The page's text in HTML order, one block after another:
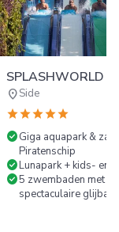
SPLASHWORLD
location_onSide
starstarstarstarstar
check_circleGiga aquapark &
Piratenschip
check_circleLunapark + kids- en
check_circle5 zwembaden met
spectaculaire